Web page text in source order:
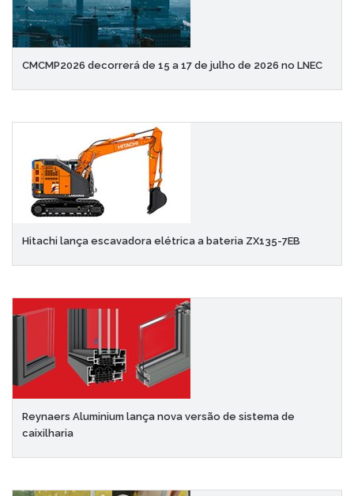
CMCMP2026 decorrerá de 15 a 17 de julho de 2026 no LNEC
Hitachi lança escavadora elétrica a bateria ZX135-7EB
Reynaers Aluminium lança nova versão de sistema de
caixilharia